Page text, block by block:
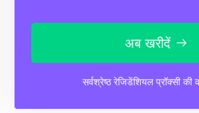
अब खरीदें
सर्वश्रेष्ठ रेजिडेंशियल प्रॉक्सी